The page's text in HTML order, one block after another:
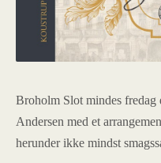
Broholm Slot mindes
Andersen med et
herunder ikke mindst